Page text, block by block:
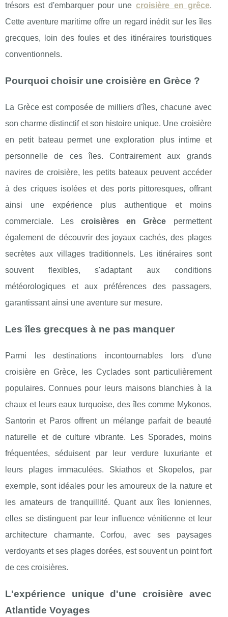
trésors est d'embarquer pour unecroisière en grêce.
Cette aventure maritime offre un regard inédit sur les îles
grecques, loin des foules et des itinéraires touristiques
conventionnels.
Pourquoi choisir une croisière en Grèce ?
La Grèce est composée de milliers d'îles, chacune avec
son charme distinctif et son histoire unique. Une croisière
en petit bateau permet une exploration plus intime et
personnelle de ces îles. Contrairement aux grands
navires de croisière, les petits bateaux peuvent accéder
à des criques isolées et des ports pittoresques, offrant
ainsi une expérience plus authentique et moins
commerciale. Lescroisières en Grèce permettent
également de découvrir des joyaux cachés, des plages
secrètes aux villages traditionnels. Les itinéraires sont
souvent flexibles, s'adaptant aux conditions
météorologiques et aux préférences des passagers,
garantissant ainsi une aventure sur mesure.
Les îles grecques à ne pas manquer
Parmi les destinations incontournables lors d'une
croisière en Grèce, les Cyclades sont particulièrement
populaires. Connues pour leurs maisons blanchies à la
chaux et leurs eaux turquoise, des îles comme Mykonos,
Santorin et Paros offrent un mélange parfait de beauté
naturelle et de culture vibrante. Les Sporades, moins
fréquentées, séduisent par leur verdure luxuriante et
leurs plages immaculées. Skiathos et Skopelos, par
exemple, sont idéales pour les amoureux de la nature et
les amateurs de tranquillité. Quant aux îles Ioniennes,
elles se distinguent par leur influence vénitienne et leur
architecture charmante. Corfou, avec ses paysages
verdoyants et ses plages dorées, est souvent un point fort
de ces croisières.
L'expérience unique d'une croisière avec
Atlantide Voyages